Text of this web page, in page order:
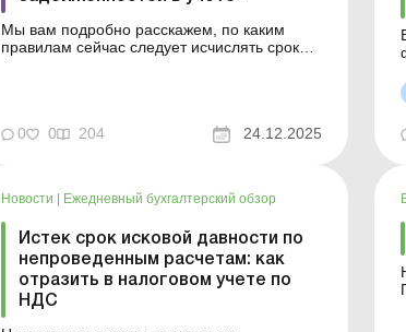
Мы вам подробно расскажем, по каким
правилам сейчас следует исчислять сроки
в учете задолженность, по которой истек
0 0 204 24.12.2025
Новости Ежедневный бухгалтерский обзор
Истек срок исковой давности по
непроведенным расчетам: как
отразить в налоговом учете по
НДС